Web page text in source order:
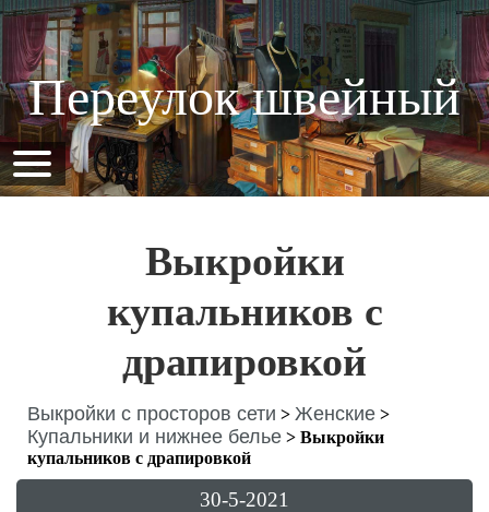
Переулок швейный
Выкройки
купальников с
драпировкой
Выкройки с просторов сети > Женские >
Купальники и нижнее белье > Выкройки
купальников с драпировкой
30-5-2021